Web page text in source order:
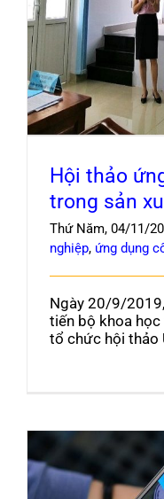
Hội thảo ứng
Hội thảo
trong sản
Thứ Năm, 04/11/
nghiệp, ứng dụng
Ngày 20/9/
tiến bộ khoa học
tổ chức hội thảo